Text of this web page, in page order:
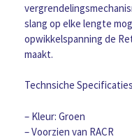
slang op elke lengte
opwikkelspanning de
maakt.
Technsiche
– Kleur: Groen
– Voorzien van RACR